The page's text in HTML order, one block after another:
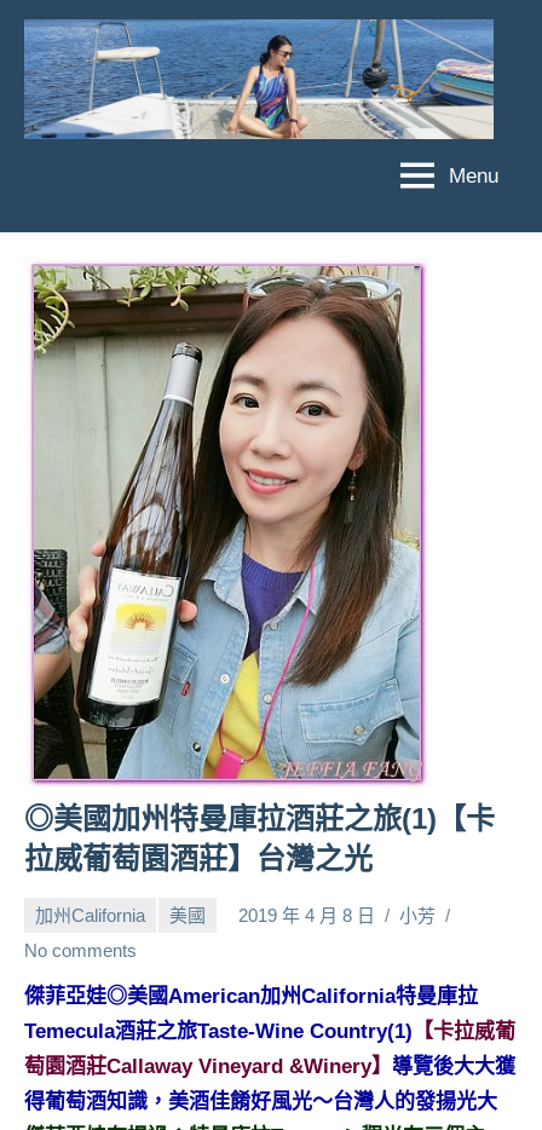
Skip
content
菲
亞
娃
JEFFIA
亞
娃
粉
絲
人
帶
路、
旅
遊
目
來
賓、
News
金
號
節
班
底、
外
景
Menu
◎美國加州特曼庫拉酒莊之旅(1)【卡
拉威葡萄園酒莊】台灣之光
加州California 美國 2019 年 4 月 8 日
小芳
No comments
傑菲亞娃◎美國American加州California特曼庫拉
Temecula酒莊之旅Taste-Wine Country(1) 【卡拉威葡
萄園酒莊Callaway Vineyard &Winery】 導覽後大大獲
得葡萄酒知識，美酒佳餚好風光～台灣人的發揚光大